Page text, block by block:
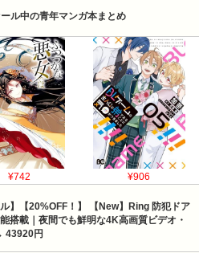
ル中の青年マンガ本まとめ
¥742 ¥906
】【20%OFF！】 【New】Ring 防犯ドア
搭載｜夜間でも鮮明な4K高画質ビデオ・
43920円